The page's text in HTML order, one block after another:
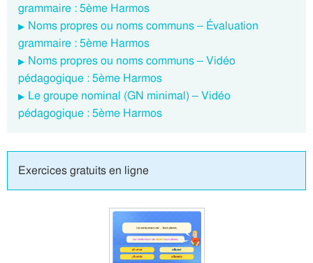
grammaire : 5ème Harmos
Noms propres ou noms communs – Évaluation
grammaire : 5ème Harmos
Noms propres ou noms communs – Vidéo
pédagogique : 5ème Harmos
Le groupe nominal (GN minimal) – Vidéo
pédagogique : 5ème Harmos
Exercices gratuits en ligne